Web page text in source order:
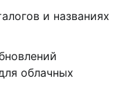
и названиях
облачных